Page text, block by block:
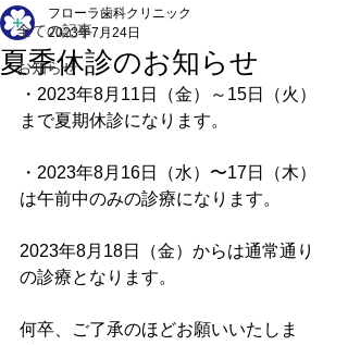
全ての記事
お知らせ
夏季休診のお知らせ
フローラ歯科クリニック
2023年7月24日
・2023年8月11日（金）～15日（火）
まで夏期休診になります。
・2023年8月16日（水）〜17日（木）
は午前中のみの診療になります。
2023年8月18日（金）からは通常通り
の診療となります。
何卒、ご了承のほどお願いいたしま